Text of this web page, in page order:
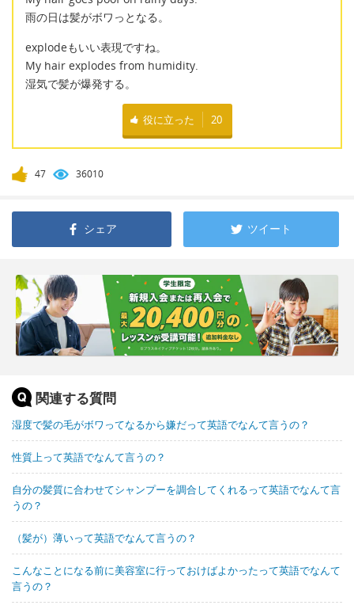
雨の日は髪がボワっとなる。
explodeもいい表現ですね。
My hair explodes from humidity.
湿気で髪が爆発する。
役に立った 20
47 36010
シェア ツイート
関連する質問
湿度で髪の毛がボワってなるから嫌だって英語でなんて言うの？
性質上って英語でなんて言うの？
自分の髪質に合わせてシャンプーを調合してくれるって英語でなんて言
うの？
（髪が）薄いって英語でなんて言うの？
こんなことになる前に美容室に行っておけばよかったって英語でなんて
言うの？